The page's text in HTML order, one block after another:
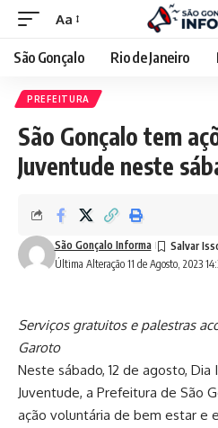
Aa
São Gonçalo Rio de Janeiro
PREFEITURA
São Gonçalo tem
Juventude neste
Última Alteração 11 de Agosto, 2023
São Gonçalo Informa
Serviços gratuitos e palestras
Garoto
Neste sábado, 12 de agosto,
Juventude, a Prefeitura de São
ação voluntária de bem estar e